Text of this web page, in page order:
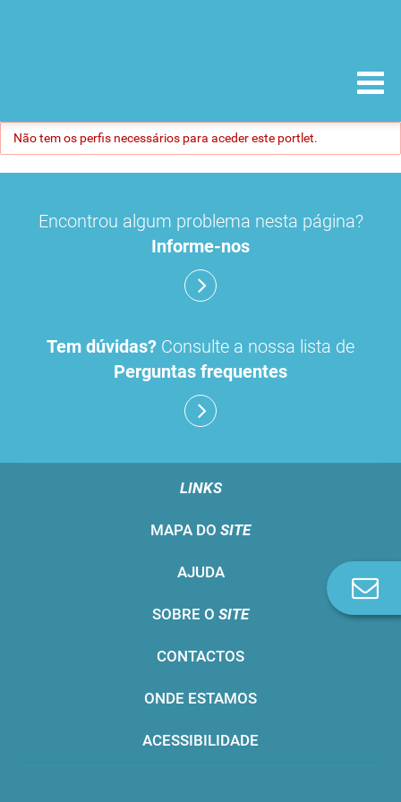
Não tem os perfis necessários para aceder este portlet.
Encontrou algum problema nesta página?
Informe-nos
Tem dúvidas? Consulte a nossa lista de
Perguntas frequentes
LINKS
MAPA DO SITE
AJUDA
SOBRE O SITE
CONTACTOS
ONDE ESTAMOS
ACESSIBILIDADE